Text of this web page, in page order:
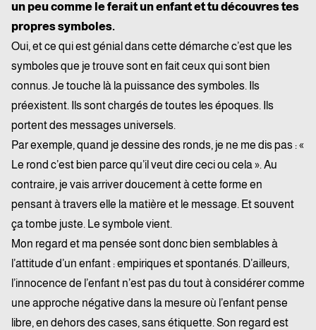
un peu comme le ferait un enfant et tu découvres tes
propres symboles.
Oui, et ce qui est génial dans cette démarche c’est que les
symboles que je trouve sont en fait ceux qui sont bien
connus. Je touche là la puissance des symboles. Ils
préexistent. Ils sont chargés de toutes les époques. Ils
portent des messages universels.
Par exemple, quand je dessine des ronds, je ne me dis pas : «
Le rond c’est bien parce qu’il veut dire ceci ou cela ». Au
contraire, je vais arriver doucement à cette forme en
pensant à travers elle la matière et le message. Et souvent
ça tombe juste. Le symbole vient.
Mon regard et ma pensée sont donc bien semblables à
l’attitude d’un enfant : empiriques et spontanés. D’ailleurs,
l’innocence de l’enfant n’est pas du tout à considérer comme
une approche négative dans la mesure où l’enfant pense
libre, en dehors des cases, sans étiquette. Son regard est